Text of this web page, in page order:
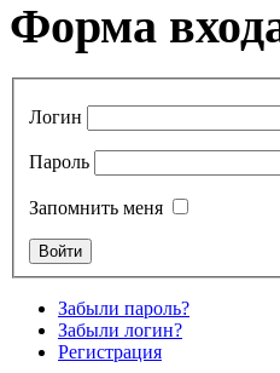
Форма
Логин
Пароль
Запомнить меня
Забыли пароль?
Забыли логин?
Регистрация